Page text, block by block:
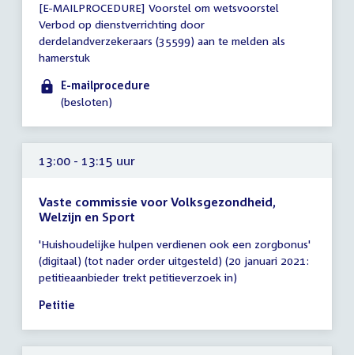
vergadering
tot
12:00
uur
[E-MAILPROCEDURE] Voorstel om wetsvoorstel
Verbod op dienstverrichting door
derdelandverzekeraars (35599) aan te melden als
hamerstuk
E-mailprocedure
(besloten)
13:00 - 13:15 uur
Vaste commissie voor Volksgezondheid,
Welzijn en Sport
vergadering
13:00
-
13:15
'Huishoudelijke hulpen verdienen ook een zorgbonus'
(digitaal) (tot nader order uitgesteld) (20 januari 2021:
petitieaanbieder trekt petitieverzoek in)
Petitie